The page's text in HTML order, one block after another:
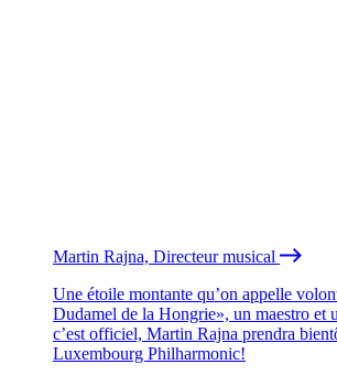
Martin Rajna, Directeur musical
Une étoile montante qu’on appelle
Dudamel de la Hongrie», un maestro et
c’est officiel, Martin Rajna prendra
Luxembourg Philharmonic!